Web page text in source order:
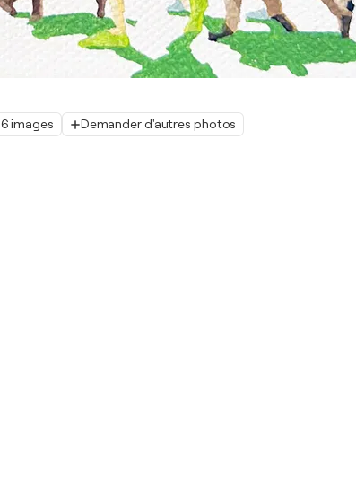
6 images Demander d'autres photos